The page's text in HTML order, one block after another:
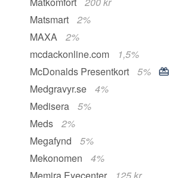
Matsmart
2%
MAXA
2%
mcdackonline.com
1,5%
McDonalds Presentkort
5%
Medgravyr.se
4%
Medisera
5%
Meds
2%
Megafynd
5%
Mekonomen
4%